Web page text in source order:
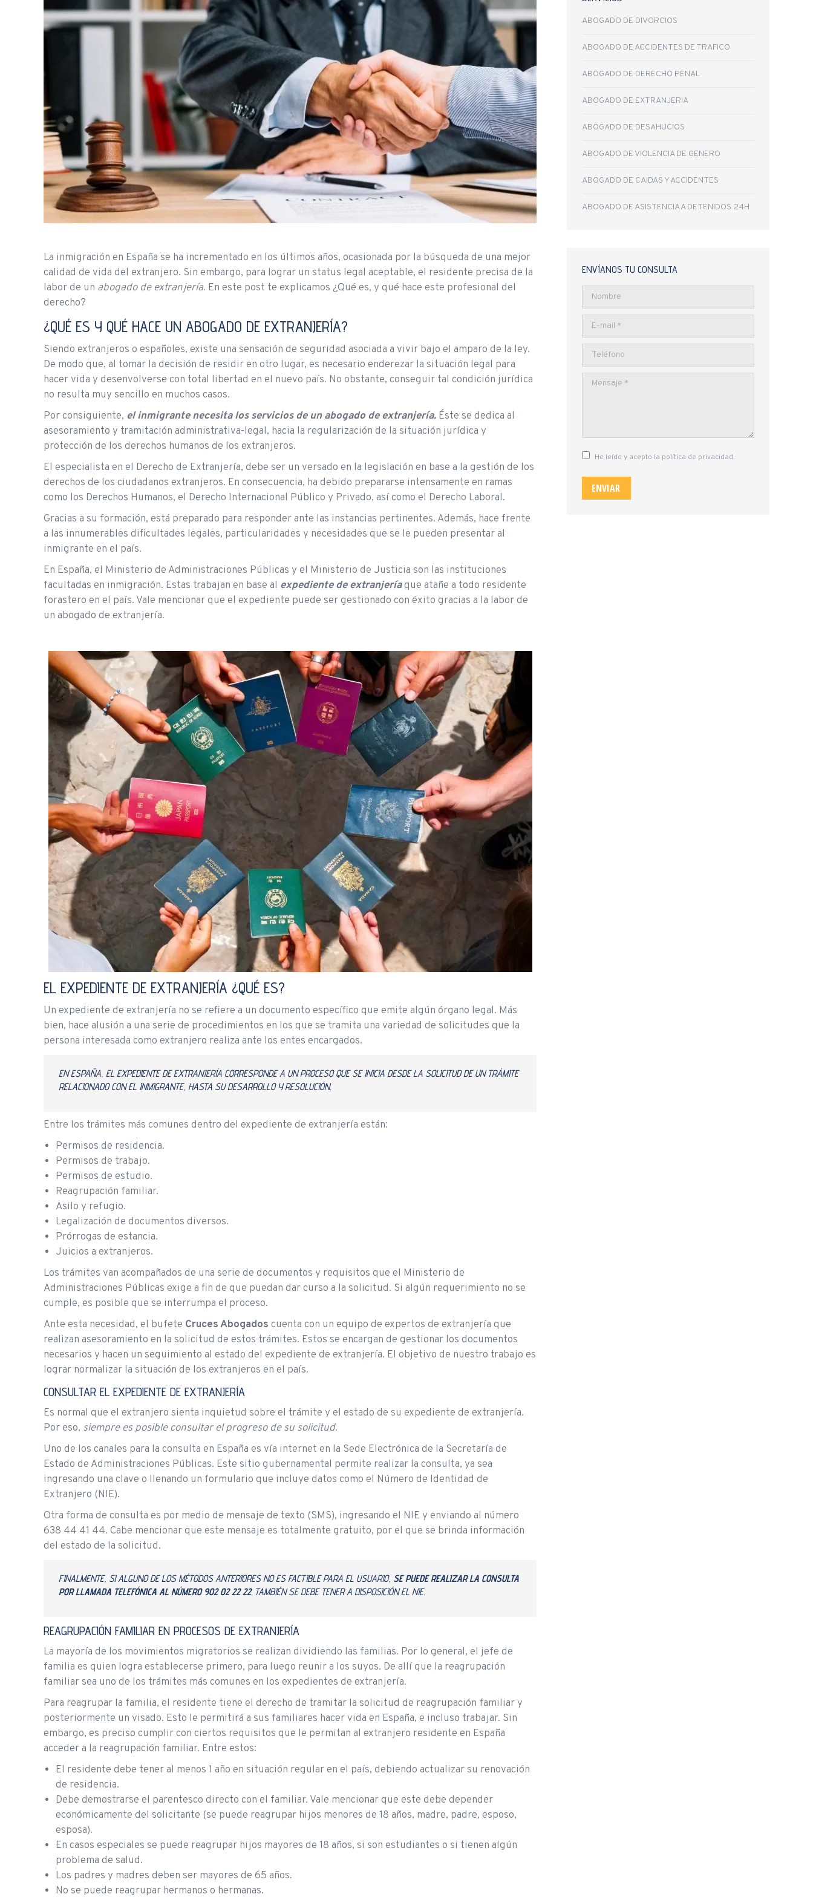
La inmigración en España se ha incrementado en los últimos años, ocasionada por la búsqueda de una mejor
calidad de vida del extranjero. Sin embargo, para lograr un status legal aceptable, el residente precisa de la
labor de un abogado de extranjería. En este post te explicamos ¿Qué es, y qué hace este profesional del
derecho?
¿QUÉ ES Y QUÉ HACE UN ABOGADO DE EXTRANJERÍA?
Siendo extranjeros o españoles, existe una sensación de seguridad asociada a vivir bajo el amparo de la ley.
De modo que, al tomar la decisión de residir en otro lugar, es necesario enderezar la situación legal para
hacer vida y desenvolverse con total libertad en el nuevo país. No obstante, conseguir tal condición jurídica
no resulta muy sencillo en muchos casos.
Por consiguiente, el inmigrante necesita los servicios de un abogado de extranjería. Éste se dedica al
asesoramiento y tramitación administrativa-legal, hacia la regularización de la situación jurídica y
protección de los derechos humanos de los extranjeros.
El especialista en el Derecho de Extranjería, debe ser un versado en la legislación en base a la gestión de los
derechos de los ciudadanos extranjeros. En consecuencia, ha debido prepararse intensamente en ramas
como los Derechos Humanos, el Derecho Internacional Público y Privado, así como el Derecho Laboral.
Gracias a su formación, está preparado para responder ante las instancias pertinentes. Además, hace frente
a las innumerables dificultades legales, particularidades y necesidades que se le pueden presentar al
inmigrante en el país.
En España, el Ministerio de Administraciones Públicas y el Ministerio de Justicia son las instituciones
facultadas en inmigración. Estas trabajan en base al expediente de extranjeríaque atañe a todo residente
forastero en el país. Vale mencionar que el expediente puede ser gestionado con éxito gracias a la labor de
un abogado de extranjería.
EL EXPEDIENTE DE EXTRANJERÍA ¿QUÉ ES?
Un expediente de extranjería no se refiere a un documento específico que emite algún órgano legal. Más
bien, hace alusión a una serie de procedimientos en los que se tramita una variedad de solicitudes que la
persona interesada como extranjero realiza ante los entes encargados.
EN ESPAÑA, EL EXPEDIENTE DE EXTRANJERÍA CORRESPONDE A UN PROCESO QUE SE INICIA DESDE LA SOLICITUD DE UN TRÁMITE
RELACIONADO CON EL INMIGRANTE, HASTA SU DESARROLLO Y RESOLUCIÓN.
Entre los trámites más comunes dentro del expediente de extranjería están:
Permisos de residencia.
Permisos de trabajo.
Permisos de estudio.
Reagrupación familiar.
Asilo y refugio.
Legalización de documentos diversos.
Prórrogas de estancia.
Juicios a extranjeros.
Los trámites van acompañados de una serie de documentos y requisitos que el Ministerio de
Administraciones Públicas exige a fin de que puedan dar curso a la solicitud. Si algún requerimiento no se
cumple, es posible que se interrumpa el proceso.
Ante esta necesidad, el bufete Cruces Abogados cuenta con un equipo de expertos de extranjería que
realizan asesoramiento en la solicitud de estos trámites. Estos se encargan de gestionar los documentos
necesarios y hacen un seguimiento al estado del expediente de extranjería. El objetivo de nuestro trabajo es
lograr normalizar la situación de los extranjeros en el país.
CONSULTAR EL EXPEDIENTE DE EXTRANJERÍA
Es normal que el extranjero sienta inquietud sobre el trámite y el estado de su expediente de extranjería.
Por eso, siempre es posible consultar el progreso de su solicitud.
Uno de los canales para la consulta en España es vía internet en la Sede Electrónica de la Secretaría de
Estado de Administraciones Públicas. Este sitio gubernamental permite realizar la consulta, ya sea
ingresando una clave o llenando un formulario que incluye datos como el Número de Identidad de
Extranjero (NIE).
Otra forma de consulta es por medio de mensaje de texto (SMS), ingresando el NIE y enviando al número
638 44 41 44. Cabe mencionar que este mensaje es totalmente gratuito, por el que se brinda información
del estado de la solicitud.
FINALMENTE, SI ALGUNO DE LOS MÉTODOS ANTERIORES NO ES FACTIBLE PARA EL USUARIO, SE PUEDE REALIZAR LA CONSULTA
POR LLAMADA TELEFÓNICA AL NÚMERO 902 02 22 22. TAMBIÉN SE DEBE TENER A DISPOSICIÓN EL NIE.
REAGRUPACIÓN FAMILIAR EN PROCESOS DE EXTRANJERÍA
La mayoría de los movimientos migratorios se realizan dividiendo las familias. Por lo general, el jefe de
familia es quien logra establecerse primero, para luego reunir a los suyos. De allí que la reagrupación
familiar sea uno de los trámites más comunes en los expedientes de extranjería.
Para reagrupar la familia, el residente tiene el derecho de tramitar la solicitud de reagrupación familiar y
posteriormente un visado. Esto le permitirá a sus familiares hacer vida en España, e incluso trabajar. Sin
embargo, es preciso cumplir con ciertos requisitos que le permitan al extranjero residente en España
acceder a la reagrupación familiar. Entre estos:
El residente debe tener al menos 1 año en situación regular en el país, debiendo actualizar su renovación
de residencia.
Debe demostrarse el parentesco directo con el familiar. Vale mencionar que este debe depender
económicamente del solicitante (se puede reagrupar hijos menores de 18 años, madre, padre, esposo,
esposa).
En casos especiales se puede reagrupar hijos mayores de 18 años, si son estudiantes o si tienen algún
problema de salud.
Los padres y madres deben ser mayores de 65 años.
No se puede reagrupar hermanos o hermanas.
ABOGADO DE DIVORCIOS
ABOGADO DE ACCIDENTES DE TRAFICO
ABOGADO DE DERECHO PENAL
ABOGADO DE EXTRANJERIA
ABOGADO DE DESAHUCIOS
ABOGADO DE VIOLENCIA DE GENERO
ABOGADO DE CAIDAS Y ACCIDENTES
ABOGADO DE ASISTENCIA A DETENIDOS 24H
ENVÍANOS TU CONSULTA
Nombre
E-mail *
Teléfono
Mensaje *
He leído y acepto la política de privacidad.
ENVIAR